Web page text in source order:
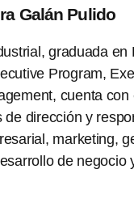
Galán Pulido
graduada en
Program,
cuenta con
de dirección y
marketing,
de negocio